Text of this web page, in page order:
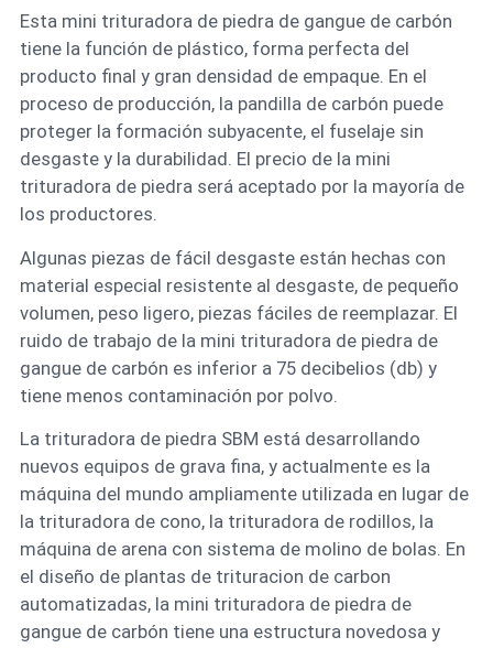
Esta mini trituradora de piedra de gangue de carbón
tiene la función de plástico, forma perfecta del
producto final y gran densidad de empaque. En el
proceso de producción, la pandilla de carbón puede
proteger la formación subyacente, el fuselaje sin
desgaste y la durabilidad. El precio de la mini
trituradora de piedra será aceptado por la mayoría de
los productores.
Algunas piezas de fácil desgaste están hechas con
material especial resistente al desgaste, de pequeño
volumen, peso ligero, piezas fáciles de reemplazar. El
ruido de trabajo de la mini trituradora de piedra de
gangue de carbón es inferior a 75 decibelios (db) y
tiene menos contaminación por polvo.
La trituradora de piedra SBM está desarrollando
nuevos equipos de grava fina, y actualmente es la
máquina del mundo ampliamente utilizada en lugar de
la trituradora de cono, la trituradora de rodillos, la
máquina de arena con sistema de molino de bolas. En
el diseño de plantas de trituracion de carbon
automatizadas, la mini trituradora de piedra de
gangue de carbón tiene una estructura novedosa y